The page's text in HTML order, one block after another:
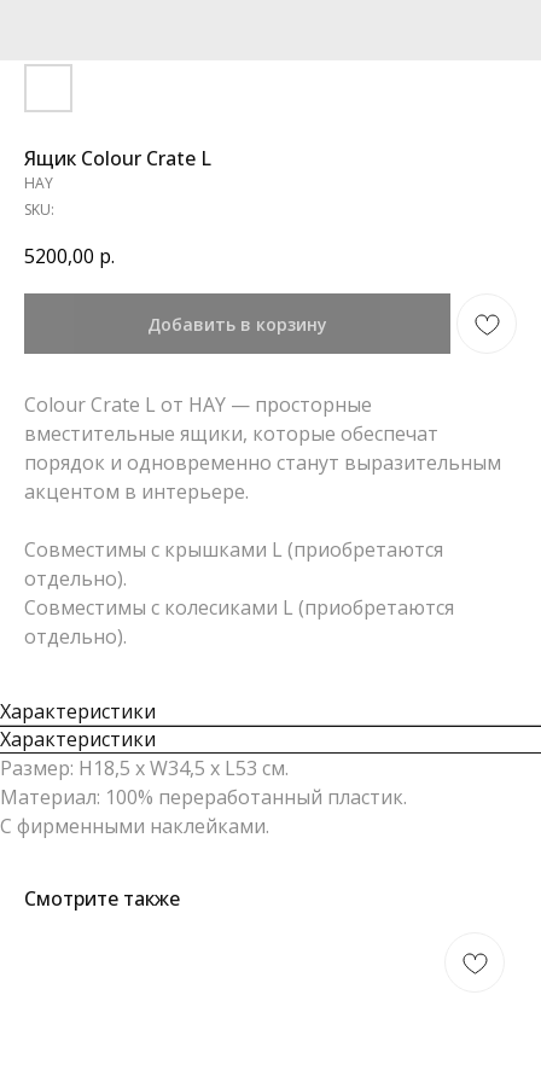
Ящик Colour Crate L
HAY
SKU:
5200,00 р.
Добавить в корзину
Colour Crate L от HAY — просторные
вместительные ящики, которые обеспечат
порядок и одновременно станут выразительным
акцентом в интерьере.
Совместимы с крышками L (приобретаются
отдельно).
Совместимы с колесиками L (приобретаются
отдельно).
Характеристики
Характеристики
Размер: Н18,5 х W34,5 х L53 см.
Материал: 100% переработанный пластик.
С фирменными наклейками.
Смотрите также